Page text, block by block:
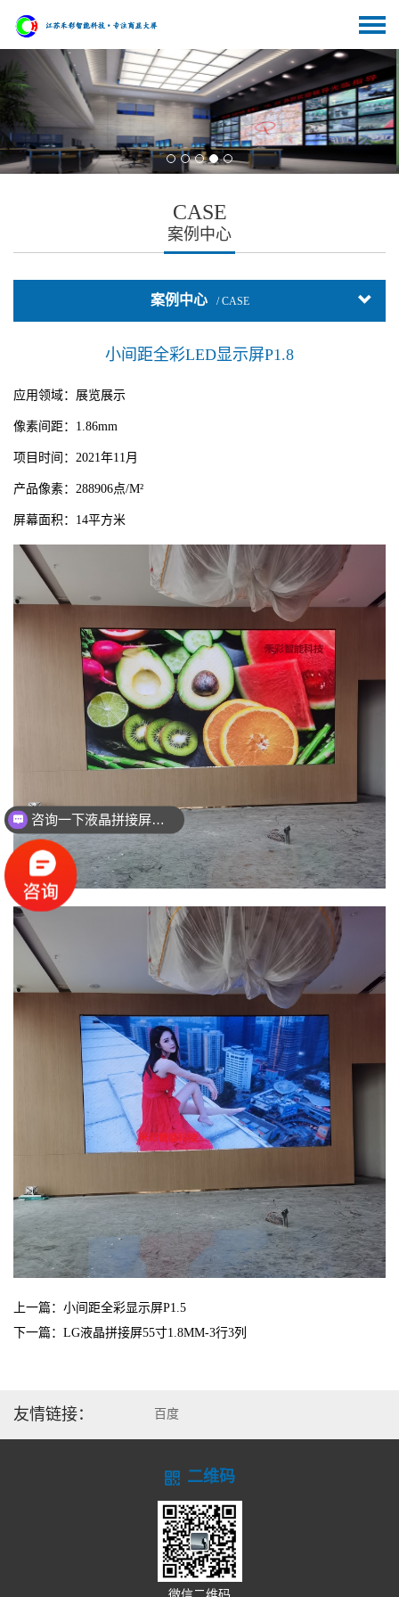
CASE
案例中心
案例中心 / CASE
小间距全彩LED显示屏P1.8
应用领域：展览展示
像素间距：1.86mm
项目时间：2021年11月
产品像素：288906点/M²
屏幕面积：14平方米
上一篇：小间距全彩显示屏P1.5
下一篇：LG液晶拼接屏55寸1.8MM-3行3列
友情链接： 百度
二维码
咨询一下液晶拼接屏的价格